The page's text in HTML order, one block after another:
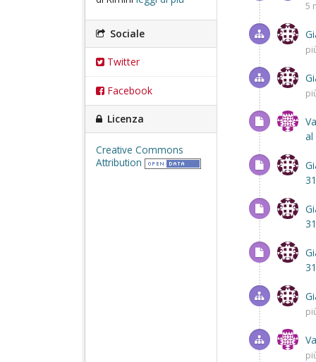
Sociale
Twitter
Facebook
Licenza
Creative Commons
Attribution
5
al